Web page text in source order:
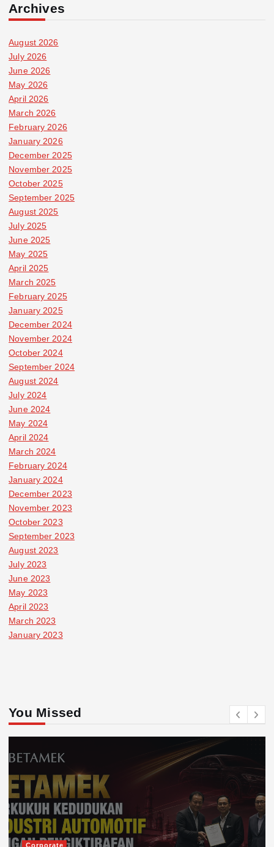
Archives
August 2026
July 2026
June 2026
May 2026
April 2026
March 2026
February 2026
January 2026
December 2025
November 2025
October 2025
September 2025
August 2025
July 2025
June 2025
May 2025
April 2025
March 2025
February 2025
January 2025
December 2024
November 2024
October 2024
September 2024
August 2024
July 2024
June 2024
May 2024
April 2024
March 2024
February 2024
January 2024
December 2023
November 2023
October 2023
September 2023
August 2023
July 2023
June 2023
May 2023
April 2023
March 2023
January 2023
You Missed
Corporate